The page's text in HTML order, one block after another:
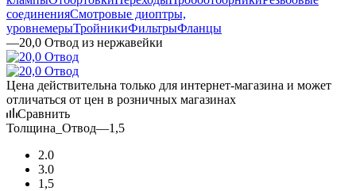
соединенияСмотровые диоптры,
уровнемерыТройникиФильтрыФланцы
—20,0 Отвод из нержавейки
Цена действительна только для интернет-магазина и может
отличаться от цен в розничных магазинах
Сравнить
Толщина_Отвод—1,5
2.0
3.0
1,5